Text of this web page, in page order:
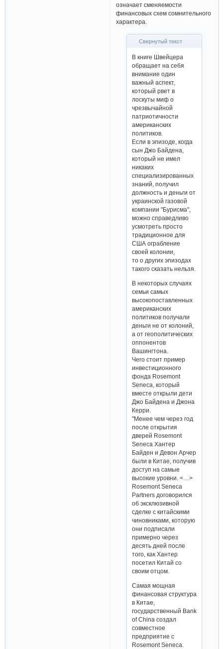
означает сменяемости
финансовых схем сомнительного
характера.
Свернутый текст
В книге Швейцера
обращает на себя
внимание один
важный аспект,
который рвет в
лоскуты миф о
чрезвычайной
патриотичности
американских
политиков.
Если в эпизоде, когда
сын Джо Байдена,
который не имел
никаких
специализированных
знаний, получил
должность и деньги от
украинской газовой
компании "Бурисма",
можно справедливо
усмотреть просто
традиционное для
США ограбление
своей колонии,
то о других эпизодах
такого сказать нельзя.
В некоторых случаях
семьи самых
высокопоставленных
американских
политиков получали
деньги не от колоний,
а от геополитических
оппонентов
Вашингтона.
Чего стоит пример
инвестиционного
фонда Rosemont
Seneca, который
вместе открыли дети
Джо Байдена и Джона
Керри.
"Менее чем через год
после открытия
дверей Rosemont
Seneca Хантер
Байден и Девон Арчер
были в Китае, получив
доступ на самые
высокие уровни. <…>
Rosemont Seneca
Partners договорился
об эксклюзивной
сделке с китайскими
чиновниками, которую
они подписали
примерно через
десять дней после
того, как Хантер
посетил Китай со
своим отцом.
Самая мощная
финансовая структура
в Китае,
государственный Bank
of China создал
совместное
предприятие с
Rosemont Seneca.